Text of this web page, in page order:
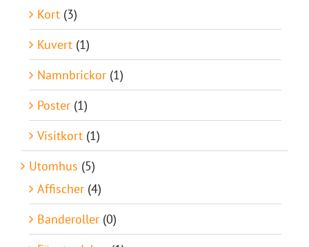
Kort (3)
Kuvert (1)
Namnbrickor (1)
Poster (1)
Visitkort (1)
Utomhus (5)
Affischer (4)
Banderoller (0)